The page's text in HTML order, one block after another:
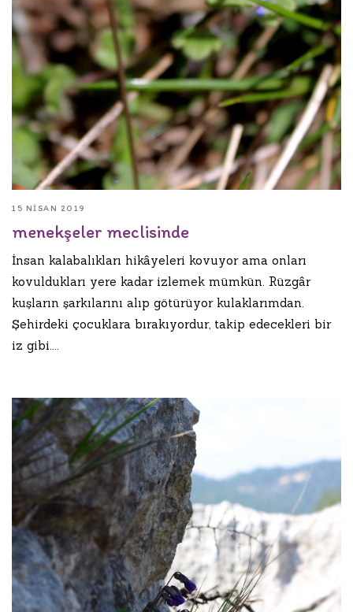
15 NISAN 2019
menekşeler meclisinde
İnsan kalabalıkları hikâyeleri kovuyor ama onları
kovuldukları yere kadar izlemek mümkün. Rüzgâr
kuşların şarkılarını alıp götürüyor kulaklarımdan.
Şehirdeki çocuklara bırakıyordur, takip edecekleri bir
iz gibi....